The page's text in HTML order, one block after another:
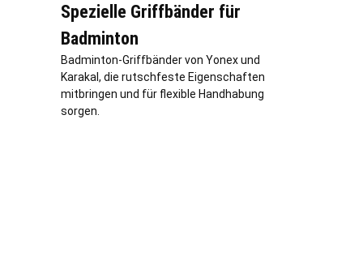
Spezielle Griffbänder für
Badminton
Badminton-Griffbänder von Yonex und
Karakal, die rutschfeste Eigenschaften
mitbringen und für flexible Handhabung
sorgen.